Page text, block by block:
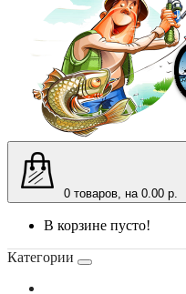
0 товаров, на 0.00 р.
В корзине пусто!
Категории